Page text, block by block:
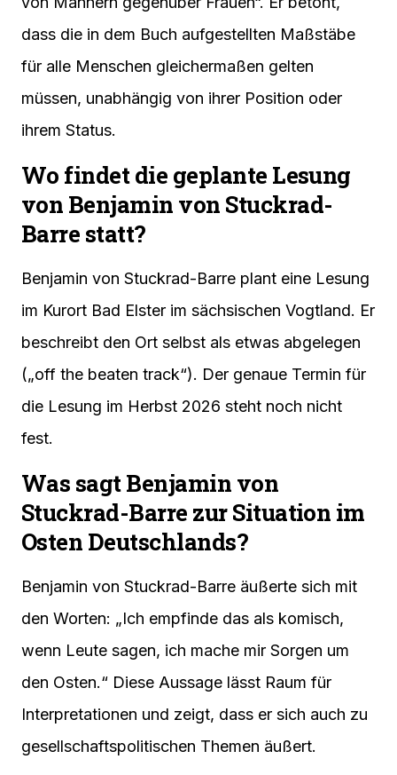
dass die in dem Buch aufgestellten Maßstäbe
für alle Menschen gleichermaßen gelten
müssen, unabhängig von ihrer Position oder
ihrem Status.
Wo findet die geplante Lesung
von Benjamin von Stuckrad-
Barre statt?
Benjamin von Stuckrad-Barre plant eine Lesung
im Kurort Bad Elster im sächsischen Vogtland. Er
beschreibt den Ort selbst als etwas abgelegen
(„off the beaten track“). Der genaue Termin für
die Lesung im Herbst 2026 steht noch nicht
fest.
Was sagt Benjamin von
Stuckrad-Barre zur Situation im
Osten Deutschlands?
Benjamin von Stuckrad-Barre äußerte sich mit
den Worten: „Ich empfinde das als komisch,
wenn Leute sagen, ich mache mir Sorgen um
den Osten.“ Diese Aussage lässt Raum für
Interpretationen und zeigt, dass er sich auch zu
gesellschaftspolitischen Themen äußert.